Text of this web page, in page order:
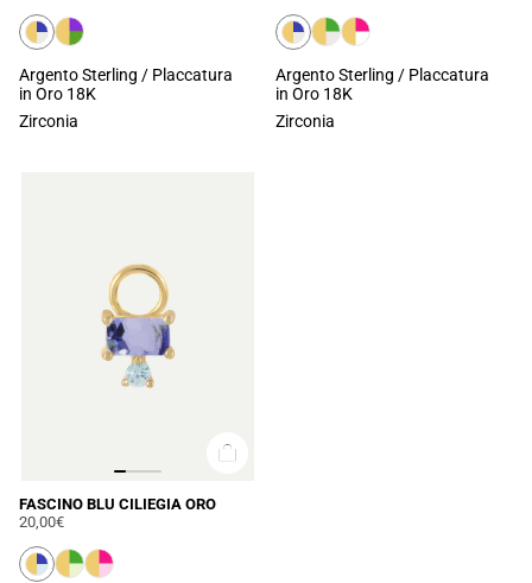
Argento Sterling / Placcatura
in Oro 18K
Zirconia
Argento Sterling / Placcatura
in Oro 18K
Zirconia
FASCINO BLU CILIEGIA ORO
20,00€